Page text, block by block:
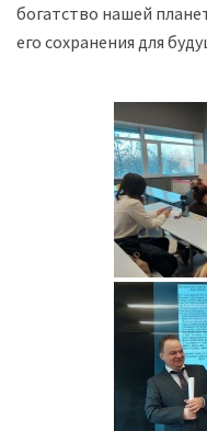
богатство нашей
его сохранения для